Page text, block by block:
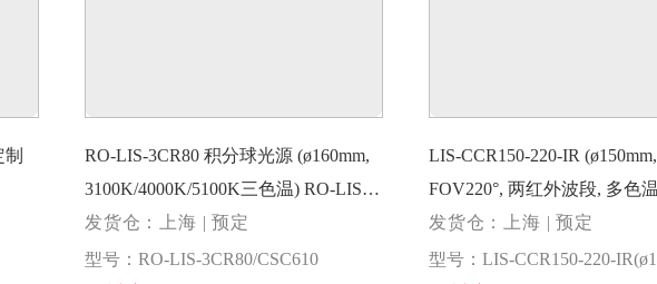
RO-LIS-3CR80 积分球光源 (ø160mm,
3100K/4000K/5100K三色温) RO-LIS-
3CR80/CSC610
发货仓：上海 | 预定
型号：RO-LIS-3CR80/CSC610
LIS-CCR150-220-IR (ø150mm,
FOV220°, 两红外波段, 多色温)
CCR150-220-IR(ø150mm,
外)
发货仓：上海 | 预定